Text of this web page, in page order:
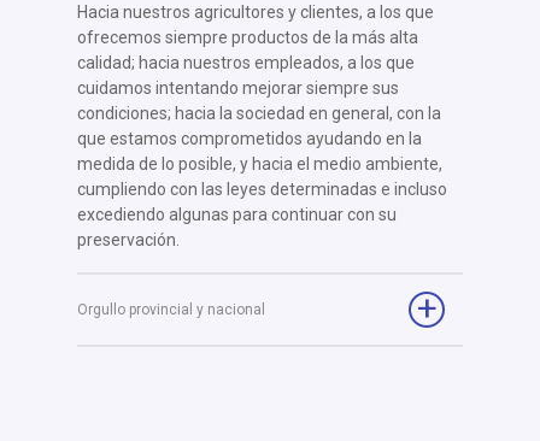
Hacia nuestros agricultores y clientes, a los que
ofrecemos siempre productos de la más alta
calidad; hacia nuestros empleados, a los que
cuidamos intentando mejorar siempre sus
condiciones; hacia la sociedad en general, con la
que estamos comprometidos ayudando en la
medida de lo posible, y hacia el medio ambiente,
cumpliendo con las leyes determinadas e incluso
excediendo algunas para continuar con su
preservación.
Orgullo provincial y nacional